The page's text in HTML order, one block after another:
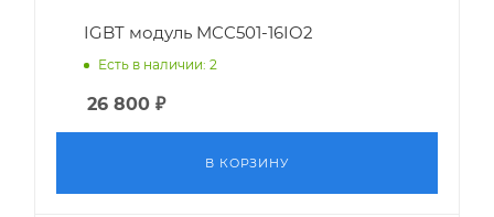
IGBT модуль MCC501-16IO2
Есть в наличии: 2
26 800 ₽
В КОРЗИНУ